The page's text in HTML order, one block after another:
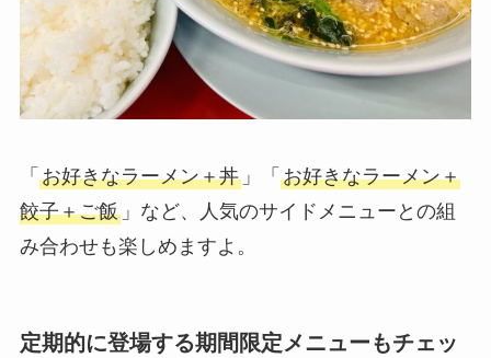
「 お好きなラーメン＋丼」「 お好きなラーメン＋
餃子＋ご飯」など、人気のサイドメニューとの組
み合わせも楽しめますよ。
定期的に登場する期間限定メニューもチェッ